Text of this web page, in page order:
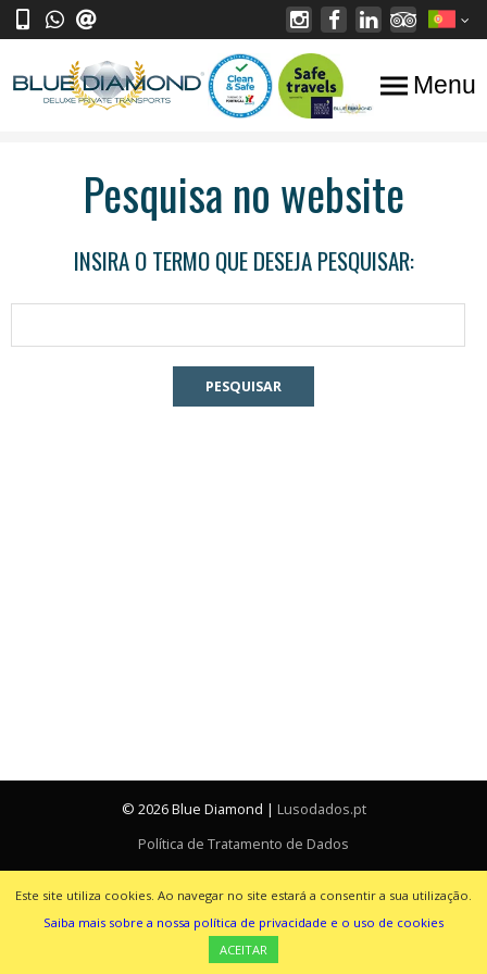
Este site utiliza cookies. Ao navegar no site estará a consentir a sua utilização.
Saiba mais sobre a nossa política de privacidade e o uso de cookies
ACEITAR
Menu
Pesquisa no website
INSIRA O TERMO QUE DESEJA PESQUISAR:
© 2026 Blue Diamond | Lusodados.pt
Política de Tratamento de Dados